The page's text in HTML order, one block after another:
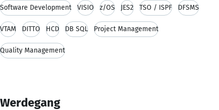
Software Development VISIO z/OS JES2 TSO / ISPF DFSMS
VTAM DITTO HCD DB SQL Project Management
Quality Management
Werdegang